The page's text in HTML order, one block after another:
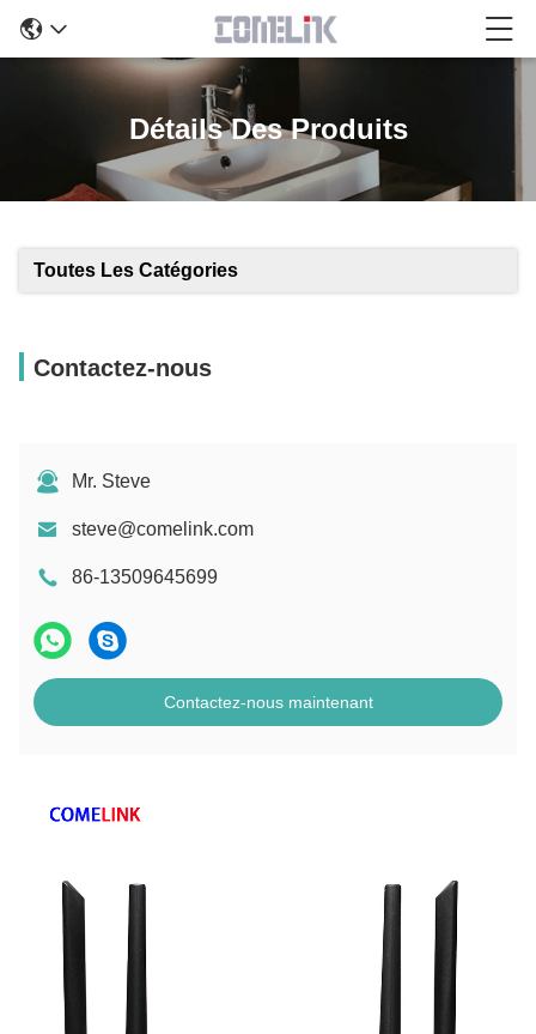
Détails Des Produits
Toutes Les Catégories
Contactez-nous
Mr. Steve
steve@comelink.com
86-13509645699
Contactez-nous maintenant